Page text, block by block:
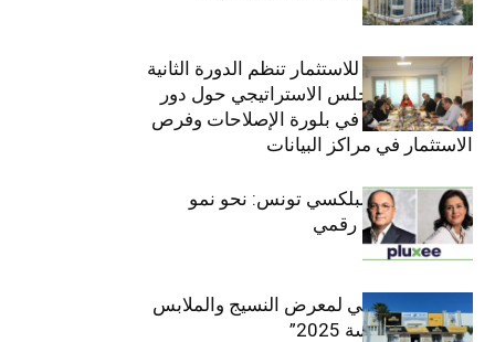
(+34.8%)
الهيئة التونسية للاستثمار تنظم الدورة الثانية
والعشرين للمجلس الاستراتيجي حول دور
القطاع الخاص في بلورة الإصلاحات وفرص
الاستثمار في مراكز البيانات
قيادة مزدوجة لبلكسي تونس: نحو نمو
متسارع وتحول رقمي
الافتتاح الرسمي لمعرض النسيج والملابس
“إنترتكس سوسة 2025”